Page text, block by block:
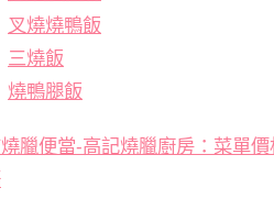
叉燒燒鴨飯
三燒飯
燒鴨腿飯
臘便當-高記燒臘廚房：菜單價